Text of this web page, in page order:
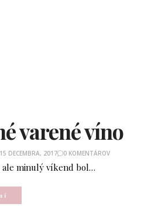
varené víno
15 DECEMBRA, 2017 0 KOMENTÁROV
ale minulý víkend bol…